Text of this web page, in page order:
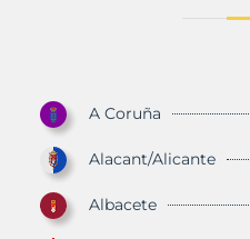
A Coruña
Alacant/Alicante
Albacete